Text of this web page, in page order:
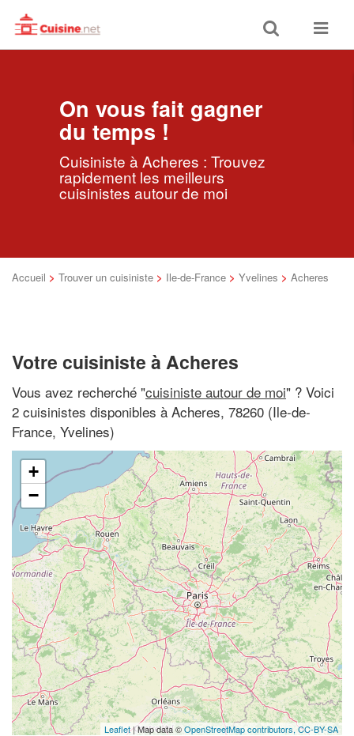
Toggle
search
Toggle
On vous fait gagner
du temps !
Cuisiniste à Acheres : Trouvez
rapidement les meilleurs
cuisinistes autour de moi
Accueil > Trouver un cuisiniste > Ile-de-France > Yvelines > Acheres
Votre cuisiniste à Acheres
Vous avez recherché "cuisiniste autour de moi" ? Voici
2 cuisinistes disponibles à Acheres, 78260 (Ile-de-
France, Yvelines)
+
−
Leaflet| Map data ©OpenStreetMap contributors,CC-BY-SA